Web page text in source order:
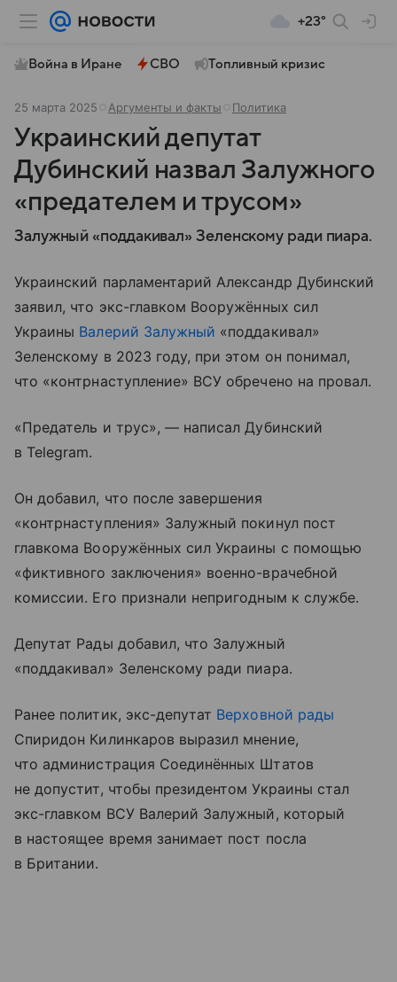
+23°
Война в Иране СВО Топливный кризис
25 марта 2025 Аргументы и факты Политика
Украинский депутат
Дубинский назвал Залужного
«предателем и трусом»
Залужный «поддакивал» Зеленскому ради пиара.
Украинский парламентарий Александр Дубинский
заявил, что экс-главком Вооружённых сил
Украины Валерий Залужный «поддакивал»
Зеленскому в 2023 году, при этом он понимал,
что «контрнаступление» ВСУ обречено на провал.
«Предатель и трус», — написал Дубинский
в Telegram.
Он добавил, что после завершения
«контрнаступления» Залужный покинул пост
главкома Вооружённых сил Украины с помощью
«фиктивного заключения» военно-врачебной
комиссии. Его признали непригодным к службе.
Депутат Рады добавил, что Залужный
«поддакивал» Зеленскому ради пиара.
Ранее политик, экс-депутат Верховной рады
Спиридон Килинкаров выразил мнение,
что администрация Соединённых Штатов
не допустит, чтобы президентом Украины стал
экс-главком ВСУ Валерий Залужный, который
в настоящее время занимает пост посла
в Британии.